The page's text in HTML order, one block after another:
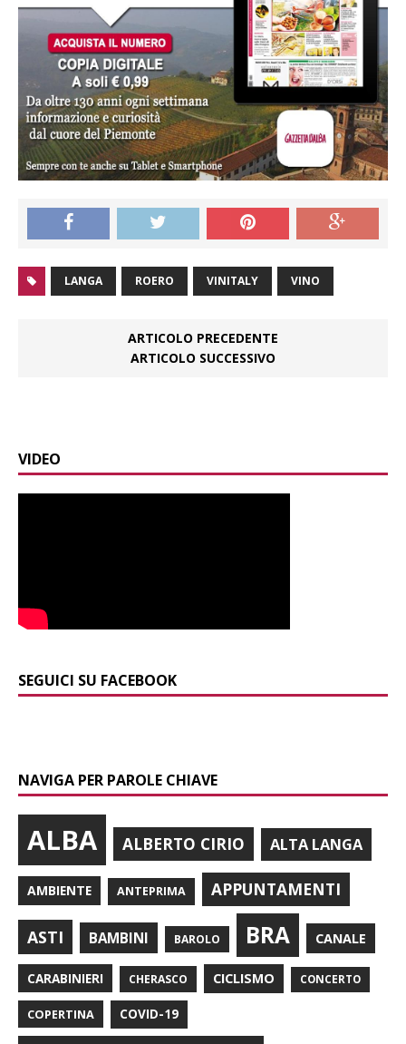
LANGA ROERO VINITALY VINO
ARTICOLO PRECEDENTE
ARTICOLO SUCCESSIVO
VIDEO
SEGUICI SU FACEBOOK
NAVIGA PER PAROLE CHIAVE
ALBA ALBERTO CIRIO ALTA LANGA
AMBIENTE ANTEPRIMA APPUNTAMENTI
ASTI BAMBINI BAROLO BRA CANALE
CARABINIERI CHERASCO CICLISMO CONCERTO
COPERTINA COVID-19